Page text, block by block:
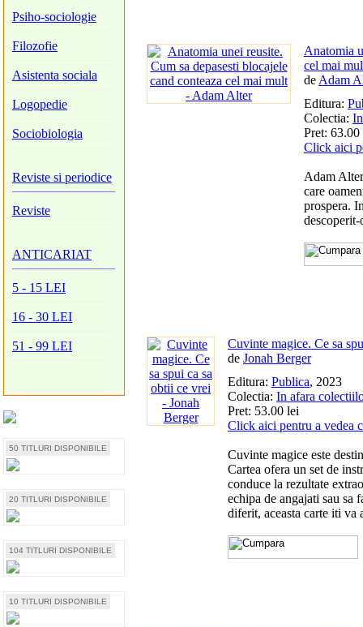
Psiho-sociologie
Filozofie
Asistenta sociala
Logopedie
Sociobiologia
Reviste si periodice
Reviste
ANTICARIAT
5 - 15 LEI
16 - 30 LEI
51 - 99 LEI
50 TITLURI DISPONIBILE
20 TITLURI DISPONIBILE
104 TITLURI DISPONIBILE
10 TITLURI DISPONIBILE
Anatomia
cel mai
de Adam
Editura:
Colectia:
Pret: 63.00
Click aici
Adam
care
prospera.
Cuvinte magice. Ce sa
de Jonah Berger
Editura: Publica, 2023
Colectia: In afara
Pret: 53.00 lei
Click aici pentru a vedea
Cuvinte magice este
Cartea ofera un set de
conduce la rezultate
echipa de angajati sau sa
diferit, aceasta carte iti va